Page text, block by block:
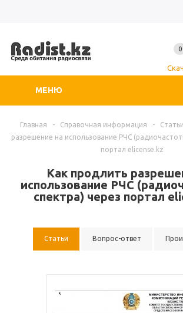
МЕНЮ
0
Главная - Справочная информация - Статьи
разрешение на использование РЧС
портал elicense.kz
Как продлить
использование РЧС
спектра) через портал
Статьи Вопрос-ответ